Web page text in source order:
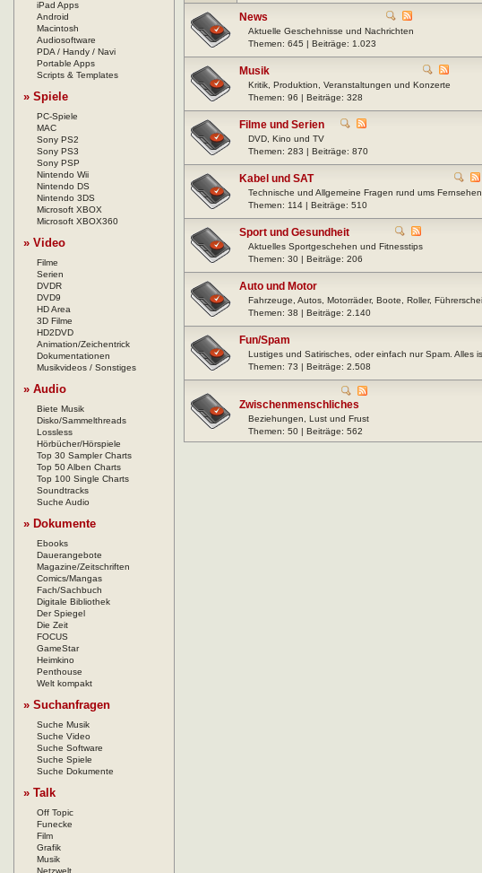
iPad Apps
Android
Macintosh
Audiosoftware
PDA / Handy / Navi
Portable Apps
Scripts & Templates
» Spiele
PC-Spiele
MAC
Sony PS2
Sony PS3
Sony PSP
Nintendo Wii
Nintendo DS
Nintendo 3DS
Microsoft XBOX
Microsoft XBOX360
» Video
Filme
Serien
DVDR
DVD9
HD Area
3D Filme
HD2DVD
Animation/Zeichentrick
Dokumentationen
Musikvideos / Sonstiges
» Audio
Biete Musik
Disko/Sammelthreads
Lossless
Hörbücher/Hörspiele
Top 30 Sampler Charts
Top 50 Alben Charts
Top 100 Single Charts
Soundtracks
Suche Audio
» Dokumente
Ebooks
Dauerangebote
Magazine/Zeitschriften
Comics/Mangas
Fach/Sachbuch
Digitale Bibliothek
Der Spiegel
Die Zeit
FOCUS
GameStar
Heimkino
Penthouse
Welt kompakt
» Suchanfragen
Suche Musik
Suche Video
Suche Software
Suche Spiele
Suche Dokumente
» Talk
Off Topic
Funecke
Film
Grafik
Musik
News
Aktuelle Geschehnisse und Nachrichten
Themen: 645 | Beiträge: 1.023
Musik
Kritik, Produktion, Veranstaltungen und Konzerte
Themen: 96 | Beiträge: 328
Filme und Serien
DVD, Kino und TV
Themen: 283 | Beiträge: 870
Kabel und SAT
Technische und Allgemeine Fragen rund ums Fernsehen
Themen: 114 | Beiträge: 510
Sport und Gesundheit
Aktuelles Sportgeschehen und Fitnesstips
Themen: 30 | Beiträge: 206
Auto und Motor
Fahrzeuge, Autos, Motorräder, Boote, Roller,
Themen: 38 | Beiträge: 2.140
Fun/Spam
Lustiges und Satirisches, oder einfach nur Spam. Alles
Themen: 73 | Beiträge: 2.508
Zwischenmenschliches
Beziehungen, Lust und Frust
Themen: 50 | Beiträge: 562